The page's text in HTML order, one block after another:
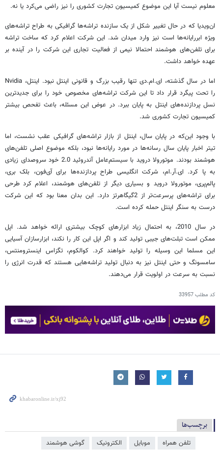
معلوم نیست آیا این موضوع کمیسیون تجارت کشوری را نیز راضی می‌کرد یا نه.
ان‌ویدیا که در حال تغییر شکل از یک سازنده تراشه‌ها گرافیکی به طراح تراشه‌های
ویژه ابررایانه‌ها است نیز وارد میدان شد. این شرکت اعلام کرد که ساخت تراشه
برای تلفن‌های هوشمند احتمالا نیمی از فعالیت تجاری این شرکت را در آینده بر
عهده خواهد داشت.
اما در سال گذشته، ای.ام.دی تنها رقیب بزرگ و قانونی اینتل نبود. اینتل، Nvidia
را تحت پیگرد قرار داد تا این شرکت تراشه‌های مخصوص خود را برای جدیدترین
نسل پردازنده‌های اینتل به پایان ببرد. در عوض این مسئله، باعث تفحص بیشتر
کمیسیون تجارت کشوری شد.
با وجود این‌که در پایان سال، اینتل از بازار تراشه‌های گرافیکی عقب نشست، اما
تیتر اخبار پایان سال رسانه‌ها در مورد رایانه‌ها نبود، بلکه موضوع اصلی تلفن‌های
هوشمند بودند. موتورولا دروید با سیستم‌عامل آندروئید 2.0 خود سروصدای زیادی
به پا کرد. ای.آر.ام، شرکت انگلیسی طراح پردازنده‌ها برای آی‌فون، بلک بری،
پالم‌پری، موتورولا دروید و بسیاری دیگر از تلفن‌های هوشمند، اعلام کرد طرحی
برای تراشه‌های پرسرعت‌تر از 2گیگاهرتز دارد. این بدان معنا بود که این شرکت
درست به سنگر اینتل حمله کرده است.
در سال 2010، به احتمال زیاد ابزارهای کوچک بیشتری ارائه خواهد شد. اپل
ممکن است تبلت‌های جیبی تولید کند و اگر اپل این کار را نکند، ابزارسازان آسیایی
این مسلما این وسیله را تولید خواهند کرد. کوالکوم، تگزاس اینسترومنتس،
سامسونگ و حتی اینتل نیز به دنبال تولید تراشه‌هایی هستند که قدرت انرژی را
نسبت به سرعت در اولویت قرار می‌دهند.
کد مطلب33957
برچسب‌ها
تلفن همراه موبایل الکترونیک گوشی هوشمند